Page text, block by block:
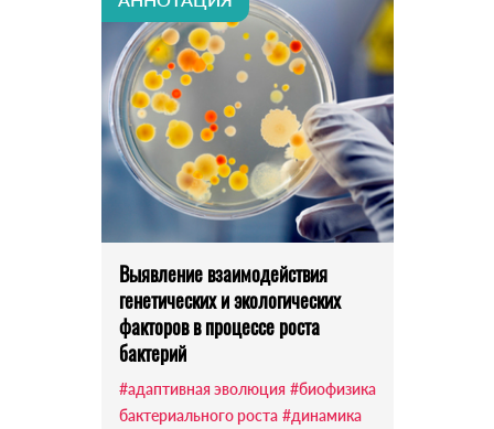
Выявление взаимодействия
генетических и экологических
факторов в процессе роста
бактерий
#адаптивная эволюция #биофизика
бактериального роста #динамика